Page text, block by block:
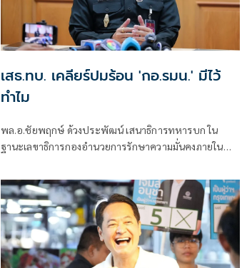
เสธ.ทบ. เคลียร์ปมร้อน 'กอ.รมน.' มีไว้
ทำไม
พล.อ.ชัยพฤกษ์ ด้วงประพัฒน์ เสนาธิการทหารบก ใน
ฐานะเลขาธิการกองอำนวยการรักษาความมั่นคงภายใน
ในการมี กอ.รมน.อยู่เพราะมีบทบาทหน้าที่เป็นแกนกลาง
ในการบูรณาการหน่วยงานโดยนำผู้เชี่ยวชาญจากหน่วย
ต่างๆ เข้ามาช่วยแก้ไขปัญหารวมกัน่